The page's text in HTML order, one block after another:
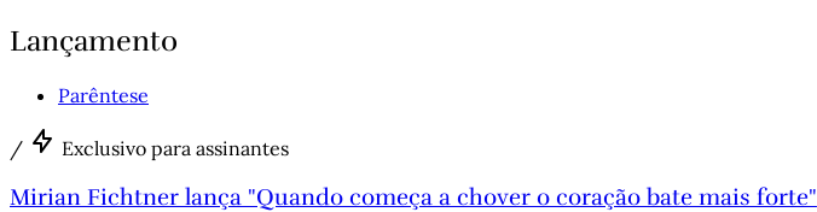
Lançamento
Parêntese
/ Exclusivo para assinantes
Mirian Fichtner lança "Quando começa a chover o coração bate mais forte"